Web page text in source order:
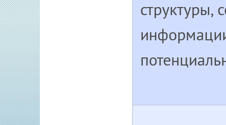
структуры,